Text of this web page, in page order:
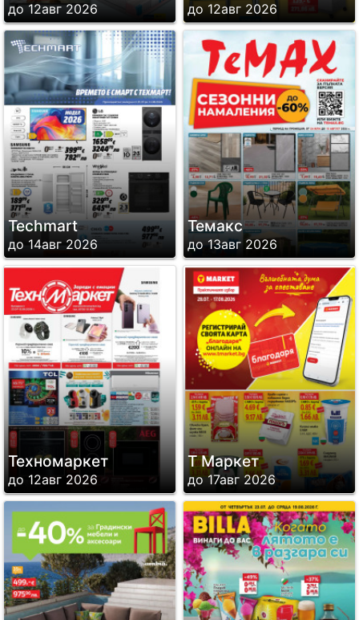
до 12авг 2026 до 12авг 2026
Techmart
до 14авг 2026
Темакс
до 13авг 2026
Техномаркет
до 12авг 2026
Т Маркет
до 17авг 2026